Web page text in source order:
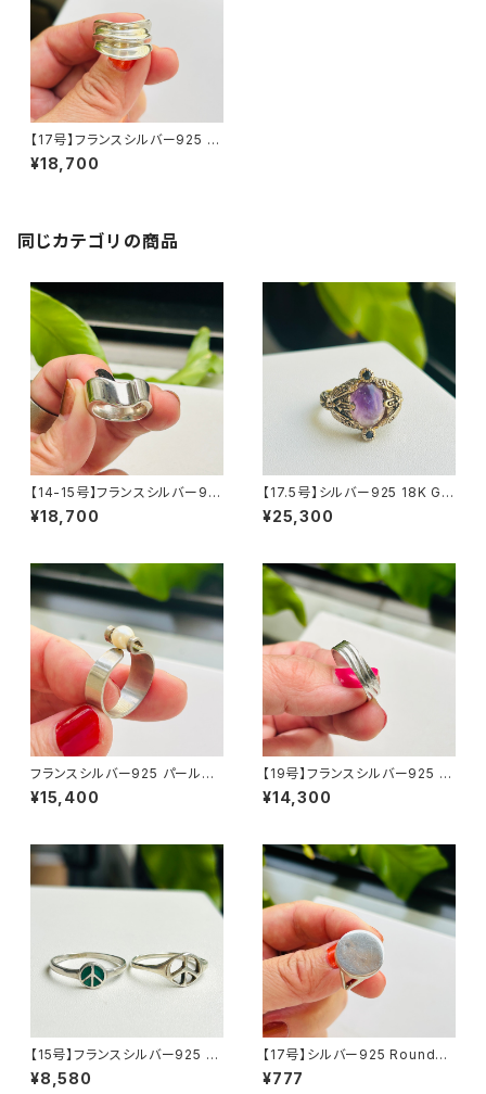
【17号】フランスシルバー925 W
AVY CONCAVEリング
¥18,700
同じカテゴリの商品
【14-15号】フランスシルバー92
5 Organic バンドヘビーリング
¥18,700
【17.5号】シルバー925 18K GP
蝶 天然石リング
¥25,300
フランスシルバー925 パールラ
ップリング（15号）
¥15,400
【19号】フランスシルバー925 W
AVEパターンリング
¥14,300
【15号】フランスシルバー925 P
EACEリング（バラ売り）
¥8,580
【17号】シルバー925 Roundト
ップリング
¥777